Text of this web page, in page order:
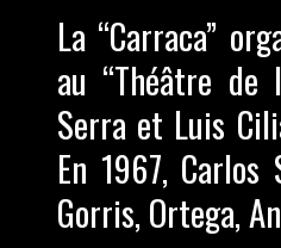
La “Carraca”
au “Théâtre de
Serra et Luis
En 1967,
Gorris, Ortega,